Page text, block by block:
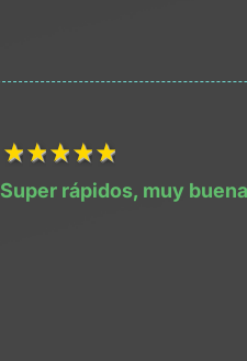
1Título
2Título
3Título
4Título
Super rápidos, muy